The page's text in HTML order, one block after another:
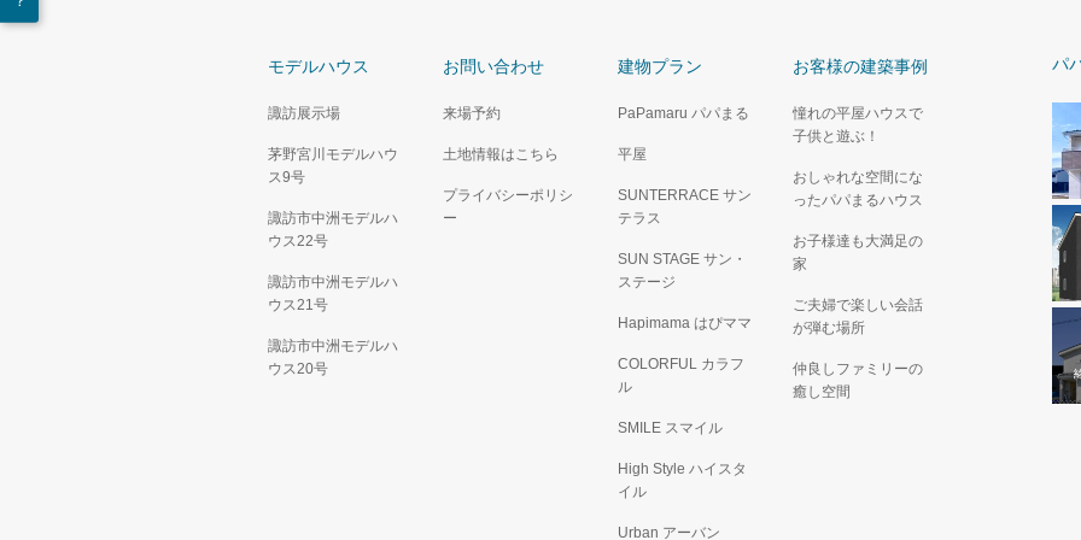
モデルハウス
諏訪展示場
茅野宮川モデルハウ
ス9号
諏訪市中洲モデルハ
ウス22号
諏訪市中洲モデルハ
ウス21号
諏訪市中洲モデルハ
ウス20号
お問い合わせ
来場予約
土地情報はこちら
プライバシーポリシ
ー
建物プラン
PaPamaru パパまる
平屋
SUNTERRACE サン
テラス
SUN STAGE サン・
ステージ
Hapimama はぴママ
COLORFUL カラフ
ル
SMILE スマイル
High Style ハイスタ
イル
Urban アーバン
お客様の建築事例
憧れの平屋ハウスで
子供と遊ぶ！
おしゃれな空間にな
ったパパまるハウス
お子様達も大満足の
家
ご夫婦で楽しい会話
が弾む場所
仲良しファミリーの
癒し空間
パ